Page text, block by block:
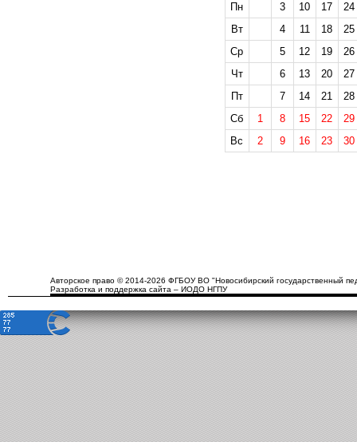
Пн
3 10 17
24
Вт
4 11 18
25
Ср
5 12 19
26
Чт
6 13 20
27
Пт
7 14 21
28
Сб
1 8 15 22
29
Вс
2 9 16 23 30
Авторское право © 2014-2026 ФГБОУ ВО "Новосибирский государственный
Разработка и поддержка сайта – ИОДО НГПУ